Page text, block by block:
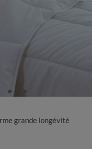
grande longévité